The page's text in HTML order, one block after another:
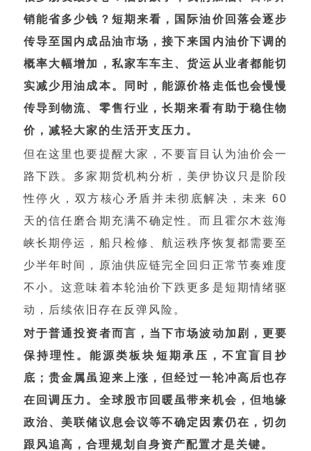
销能省多少钱？短期来看，国际油价回落会逐步
传导至国内成品油市场，接下来国内油价下调的
概率大幅增加，私家车车主、货运从业者都能切
实减少用油成本。同时，能源价格走低也会慢慢
传导到物流、零售行业，长期来看有助于稳住物
价，减轻大家的生活开支压力。
但在这里也要提醒大家，不要盲目认为油价会一
路下跌。多家期货机构分析，美伊协议只是阶段
性停火，双方核心矛盾并未彻底解决，未来 60
天的信任磨合期充满不确定性。而且霍尔木兹海
峡长期停运，船只检修、航运秩序恢复都需要至
少半年时间，原油供应链完全回归正常节奏难度
不小。这意味着本轮油价下跌更多是短期情绪驱
动，后续依旧存在反弹风险。
对于普通投资者而言，当下市场波动加剧，更要
保持理性。能源类板块短期承压，不宜盲目抄
底；贵金属虽迎来上涨，但经过一轮冲高后也存
在回调压力。全球股市回暖虽带来机会，但地缘
政治、美联储议息会议等不确定因素仍在，切勿
跟风追高，合理规划自身资产配置才是关键。